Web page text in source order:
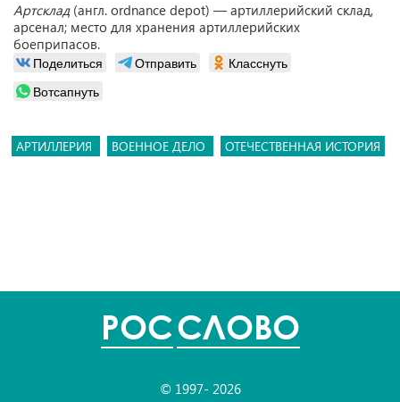
Артсклад(англ. ordnance depot) — артиллерийский склад,
арсенал; место для хранения артиллерийских
боеприпасов.
Поделиться
Отправить
Класснуть
Вотсапнуть
АРТИЛЛЕРИЯ ВОЕННОЕ ДЕЛО ОТЕЧЕСТВЕННАЯ ИСТОРИЯ
POCСЛОВО
© 1997- 2026